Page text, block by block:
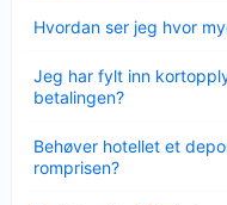
Hvordan ser jeg hvor
mindre
Jeg har fylt inn
betalingen?
mindre
Behøver hotellet et
romprisen?
mindre